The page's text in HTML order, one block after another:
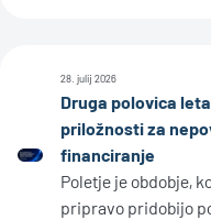
28. julij 2026
Druga polovica
priložnosti za
financiranje
Poletje je obdobje,
pripravo pridobijo